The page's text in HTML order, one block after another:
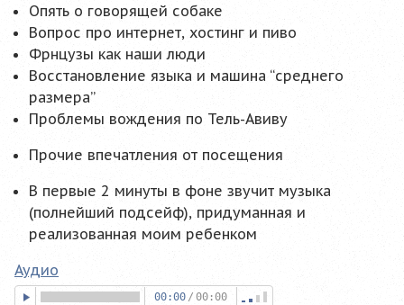
Опять о говорящей собаке
Вопрос про интернет, хостинг и пиво
Фрнцузы как наши люди
Восстановление языка и машина “среднего
размера”
Проблемы вождения по Тель-Авиву
Прочие впечатления от посещения
В первые 2 минуты в фоне звучит музыка
(полнейший подсейф), придуманная и
реализованная моим ребенком
Аудио
00:00 / 00:00